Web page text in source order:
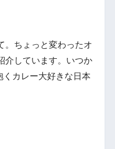
。ちょっと変わったオ
介しています。いつか
くカレー大好きな日本